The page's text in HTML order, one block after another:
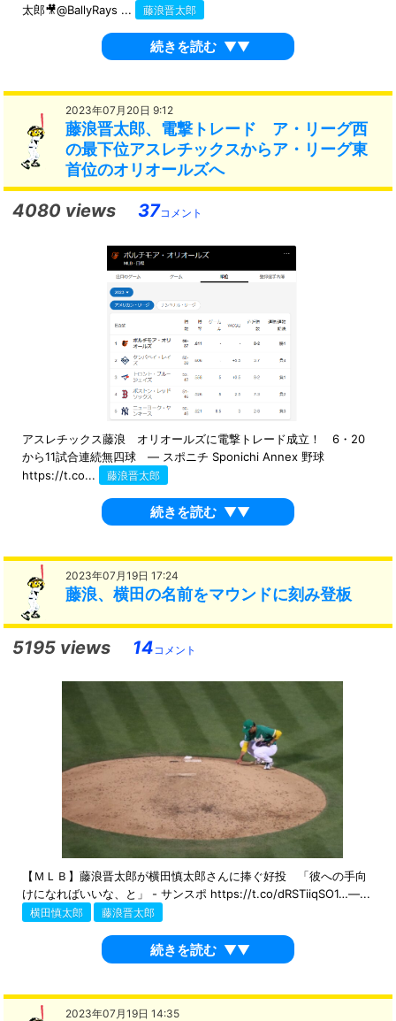
太郎🎥@BallyRays ... 藤浪晋太郎
続きを読む ▼▼
2023年07月20日 9:12
藤浪晋太郎、電撃トレード ア・リーグ西
の最下位アスレチックスからア・リーグ東
首位のオリオールズへ
4080 views 37コメント
アスレチックス藤浪 オリオールズに電撃トレード成立！ 6・20
から11試合連続無四球 ― スポニチ Sponichi Annex 野球
https://t.co...
藤浪晋太郎
続きを読む ▼▼
2023年07月19日 17:24
藤浪、横田の名前をマウンドに刻み登板
5195 views 14コメント
【ＭＬＢ】藤浪晋太郎が横田慎太郎さんに捧ぐ好投 「彼への手向
けになればいいな、と」 - サンスポ https://t.co/dRSTiiqSO1…—...
横田慎太郎 藤浪晋太郎
続きを読む ▼▼
2023年07月19日 14:35